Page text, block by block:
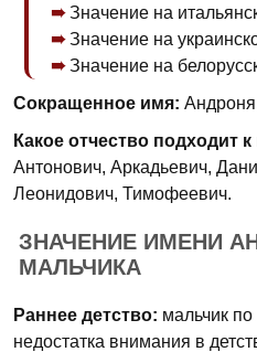
Значение на
Значение на
Значение на
Сокращенное имя:
Какое отчество подходит
Антонович, Аркадьевич,
Леонидович, Тимофеевич.
ЗНАЧЕНИЕ ИМЕНИ
МАЛЬЧИКА
Раннее детство: мальчик
недостатка внимания в